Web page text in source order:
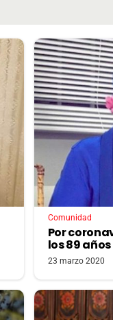
Comunidad
Por
los 89 años
23 marzo 2020